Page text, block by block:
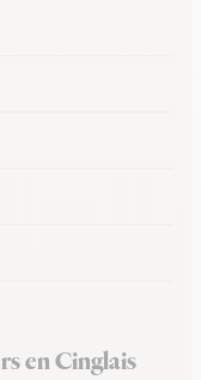
en Cinglais